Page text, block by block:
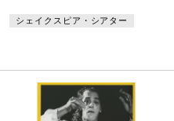
れは西方の小さな花に落ち、純白
花を「恋の三色スミレ」と呼んで
いるそれを摘んでこい、いつか教
えてやった花だ、その汁をしぼっ
て眠るものの瞼に注いでおくと、
シェイクスピア・シアター